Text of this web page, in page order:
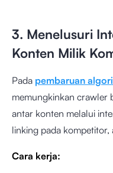
3. Menelusuri
Konten Milik
Pada pembaruan
memungkinkan crawler
antar konten melalui
linking pada kompetitor,
Cara kerja: